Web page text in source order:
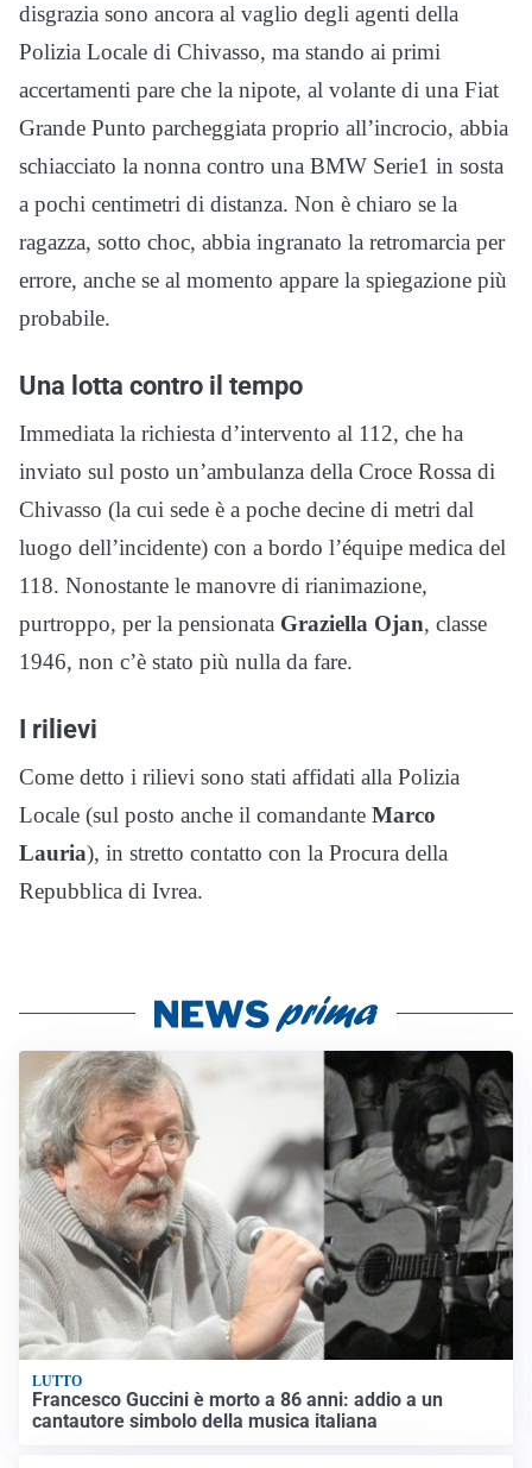
disgrazia sono ancora al vaglio degli agenti della
Polizia Locale di Chivasso, ma stando ai primi
accertamenti pare che la nipote, al volante di una Fiat
Grande Punto parcheggiata proprio all’incrocio, abbia
schiacciato la nonna contro una BMW Serie1 in sosta
a pochi centimetri di distanza. Non è chiaro se la
ragazza, sotto choc, abbia ingranato la retromarcia per
errore, anche se al momento appare la spiegazione più
probabile.
Una lotta contro il tempo
Immediata la richiesta d’intervento al 112, che ha
inviato sul posto un’ambulanza della Croce Rossa di
Chivasso (la cui sede è a poche decine di metri dal
luogo dell’incidente) con a bordo l’équipe medica del
118. Nonostante le manovre di rianimazione,
purtroppo, per la pensionata Graziella Ojan, classe
1946, non c’è stato più nulla da fare.
I rilievi
Come detto i rilievi sono stati affidati alla Polizia
Locale (sul posto anche il comandante Marco
Lauria), in stretto contatto con la Procura della
Repubblica di Ivrea.
LUTTO
Francesco Guccini è morto a 86 anni: addio a un
cantautore simbolo della musica italiana